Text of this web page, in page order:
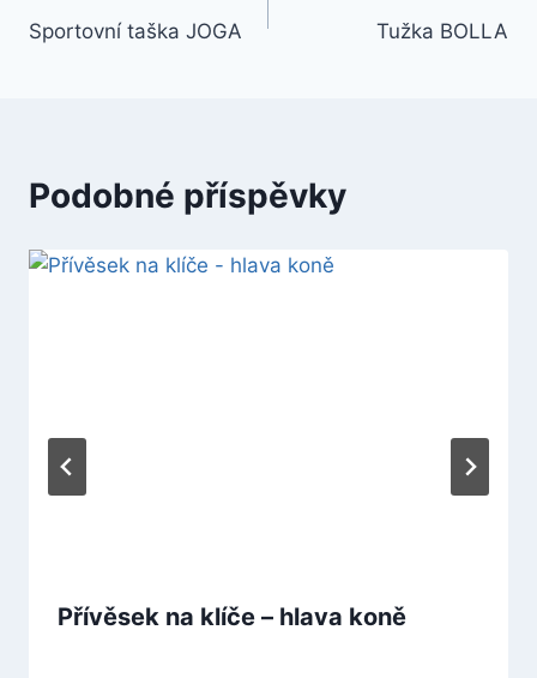
Sportovní taška JOGA Tužka BOLLA
Podobné příspěvky
Přívěsek na klíče – hlava koně